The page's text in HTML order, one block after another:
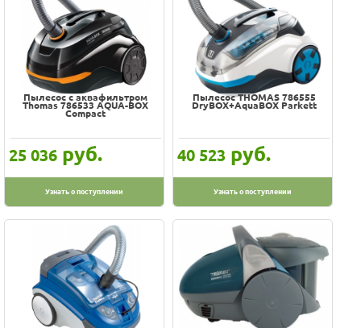
Пылесос с аквафильтром
Thomas 786533 AQUA-BOX
Compact
25 036 руб.
Узнать о поступлении
Пылесос THOMAS 786555
DryBOX+AquaBOX Parkett
40 523 руб.
Узнать о поступлении